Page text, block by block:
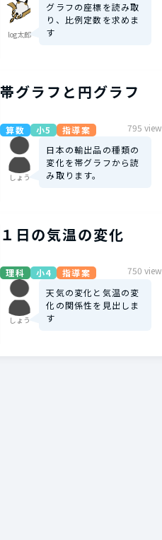
log太郎
グラフの座標を読み取
り、比例定数を求めま
す
帯グラフと円グラフ
算数 小5 指導案 795 view
しょう
日本の輸出品の種類の
変化を帯グラフから読
み取ります。
１日の気温の変化
理科 小4 指導案 750 view
しょう
天気の変化と気温の変
化の関係性を見出しま
す